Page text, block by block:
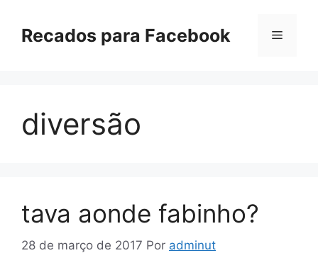
paraRecados para Facebook Menu
diversão
tava aonde fabinho?
28 de março de 2017 Por adminut